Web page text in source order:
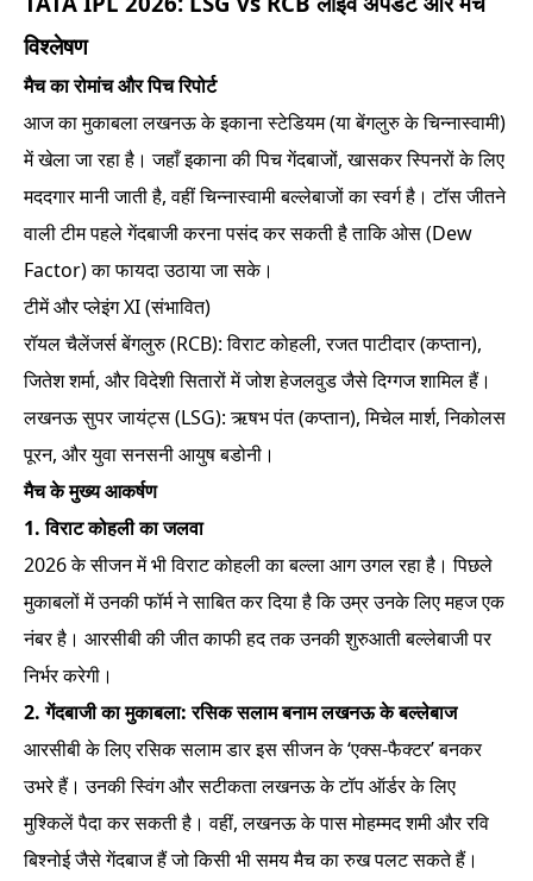
विश्लेषण
मैच का रोमांच और पिच रिपोर्ट
आज का मुकाबला लखनऊ के इकाना स्टेडियम (या बेंगलुरु के चिन्नास्वामी)
में खेला जा रहा है। जहाँ इकाना की पिच गेंदबाजों, खासकर स्पिनरों के लिए
मददगार मानी जाती है, वहीं चिन्नास्वामी बल्लेबाजों का स्वर्ग है। टॉस जीतने
वाली टीम पहले गेंदबाजी करना पसंद कर सकती है ताकि ओस (Dew
Factor) का फायदा उठाया जा सके।
टीमें और प्लेइंग XI (संभावित)
रॉयल चैलेंजर्स बेंगलुरु (RCB): विराट कोहली, रजत पाटीदार (कप्तान),
जितेश शर्मा, और विदेशी सितारों में जोश हेजलवुड जैसे दिग्गज शामिल हैं।
लखनऊ सुपर जायंट्स (LSG): ऋषभ पंत (कप्तान), मिचेल मार्श, निकोलस
पूरन, और युवा सनसनी आयुष बडोनी।
मैच के मुख्य आकर्षण
1. विराट कोहली का जलवा
2026 के सीजन में भी विराट कोहली का बल्ला आग उगल रहा है। पिछले
मुकाबलों में उनकी फॉर्म ने साबित कर दिया है कि उम्र उनके लिए महज एक
नंबर है। आरसीबी की जीत काफी हद तक उनकी शुरुआती बल्लेबाजी पर
निर्भर करेगी।
2. गेंदबाजी का मुकाबला: रसिक सलाम बनाम लखनऊ के बल्लेबाज
आरसीबी के लिए रसिक सलाम डार इस सीजन के ‘एक्स-फैक्टर’ बनकर
उभरे हैं। उनकी स्विंग और सटीकता लखनऊ के टॉप ऑर्डर के लिए
मुश्किलें पैदा कर सकती है। वहीं, लखनऊ के पास मोहम्मद शमी और रवि
बिश्नोई जैसे गेंदबाज हैं जो किसी भी समय मैच का रुख पलट सकते हैं।